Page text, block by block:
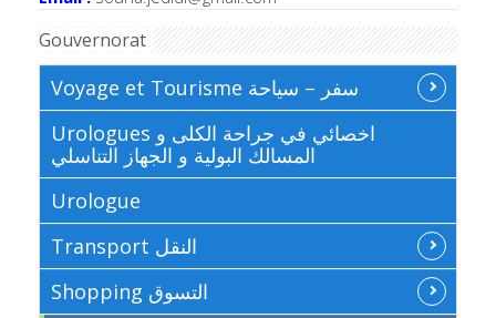
Gouvernorat
Voyage et Tourisme سفر – سياحة
Urologues اخصائي في جراحة الكلى و
المسالك البولية و الجهاز التناسلي
Urologue
Transport النقل
Shopping التسوق